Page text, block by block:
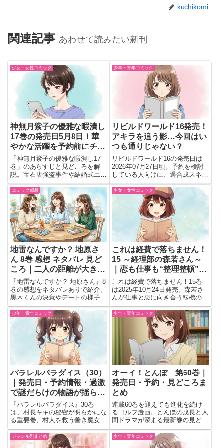
kuchikomi
関連記事 あわせて読みたい新刊
少女・女性コミック
神無月紫子の優雅な暇潰し
17巻の発売日5月8日！華
やかな活躍を予約前にチェ
ック
「神無月紫子の優雅な暇潰し17
巻」のあらすじと見どころを解
説。宝石店強盗事件や結婚式エピ
ソードなど注目展開を紹介。
少年・青年コミック
リビルドワールド16発売！
アキラを追う影…今回はい
つも通りじゃない？
リビルドワールド16の発売日は
2026年07月27日頃。予約を検討
している人向けに、過合成スネー
ク討伐後のアキラと追跡者の存
在、アルファの異変が示す新たな
局面の見どころを解説
コミック感想
地雷なんですか？ 地原さ
ん 8巻 感想 ネタバレ 見ど
ころ｜二人の距離が大きく
動いた胸キュン巻
『地雷なんですか？ 地原さん』8
巻の感想をネタバレありで紹介。
黒木くんの決意やデートの様子、
笑える掛け合いなど二人の距離が
縮まる見どころを会話形式でまと
めました。
少女・女性コミック
これは経費で落ちません！
15 ～経理部の森若さん～
｜恋も仕事も“整理整頓”!?
ついに最終章へ動き出す注
目の第15巻【発売日：
2025年10月24日】
これは経費で落ちません！15巻
は2025年10月24日発売。森若さ
んが仕事と恋に向き合う転機の
巻。シリーズ集大成の最終章がつ
いに始まる注目巻！
少年・青年コミック
パラレルパラダイス（30）
｜発売日・予約情報・過激
で謎だらけの物語が揺らぐ
最新巻まとめ！
『パラレルパラダイス』30巻
は、村長キキの秘密が明らかにな
る重要巻。村人を救う善き魔女
か、人喰いの裏の顔か。エトワ村
に潜む真実へ迫る最新巻の見どこ
ろを紹介。
少年・青年コミック
オーイ！とんぼ 第60巻｜
発売日・予約・見どころま
とめ
連載60巻を迎えても進化を続け
るゴルフ漫画。とんぼの成長と人
間ドラマが深まる最新巻の見どこ
ろと発売日をまとめて紹介。
ジャンル別まとめ 少年・青年コミック